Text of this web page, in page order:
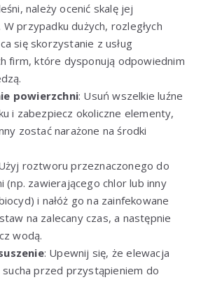
należy ocenić skalę jej
przypadku dużych, rozległych
się skorzystanie z usług
firm, które dysponują odpowiednim
powierzchni: Usuń wszelkie luźne
i zabezpiecz okoliczne elementy,
zostać narażone na środki
roztworu przeznaczonego do
(np. zawierającego chlor lub inny
i nałóż go na zainfekowane
na zalecany czas, a następnie
wodą.
: Upewnij się, że elewacja
sucha przed przystąpieniem do